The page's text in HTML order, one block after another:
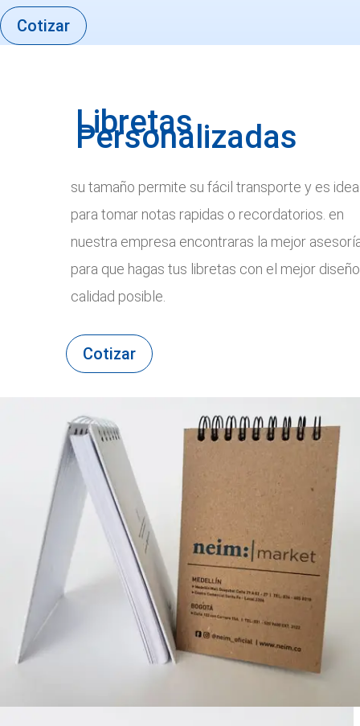
Cotizar
Libretas
Personalizadas
su tamaño permite su fácil transporte y es
para tomar notas rapidas o recordatorios. en
nuestra empresa encontraras la mejor
para que hagas tus libretas con el mejor
calidad posible.
Cotizar